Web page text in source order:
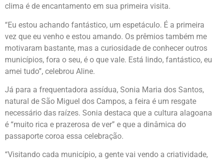
clima é de encantamento em sua primeira visita.
“Eu estou achando fantástico, um espetáculo. É a primeira
vez que eu venho e estou amando. Os prêmios também me
motivaram bastante, mas a curiosidade de conhecer outros
municípios, fora o seu, é o que vale. Está lindo, fantástico, eu
amei tudo”, celebrou Aline.
Já para a frequentadora assídua, Sonia Maria dos Santos,
natural de São Miguel dos Campos, a feira é um resgate
necessário das raízes. Sonia destaca que a cultura alagoana
é “muito rica e prazerosa de ver” e que a dinâmica do
passaporte coroa essa celebração.
“Visitando cada município, a gente vai vendo a criatividade,